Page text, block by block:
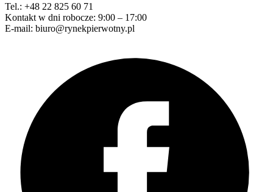
Tel.: +48 22 825 60 71
Kontakt w dni robocze: 9:00 – 17:00
E-mail: biuro@rynekpierwotny.pl